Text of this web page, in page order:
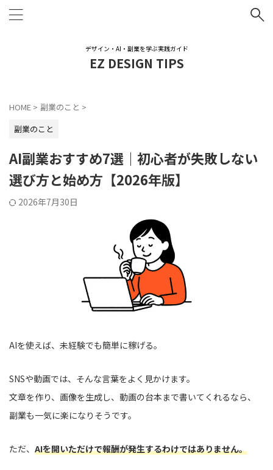
デザイン・AI・副業を学ぶ実践ガイド
EZ DESIGN TIPS
HOME > 副業のこと >
副業のこと
AI副業おすすめ7選｜初心者が失敗しない
選び方と始め方【2026年版】
2026年7月30日
AIを使えば、未経験でも簡単に稼げる。
SNSや動画では、そんな言葉をよく見かけます。
文章を作り、画像を生成し、動画の台本まで書いてくれるなら、
副業も一気に楽になりそうです。
ただ、 AIを開いただけで報酬が発生するわけではありません。